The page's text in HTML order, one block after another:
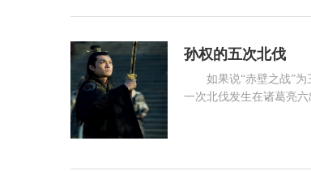
孙权的五次北伐
如果说“赤壁之战”
一次北伐发生在诸葛亮